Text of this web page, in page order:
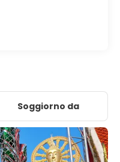
Soggiorno da